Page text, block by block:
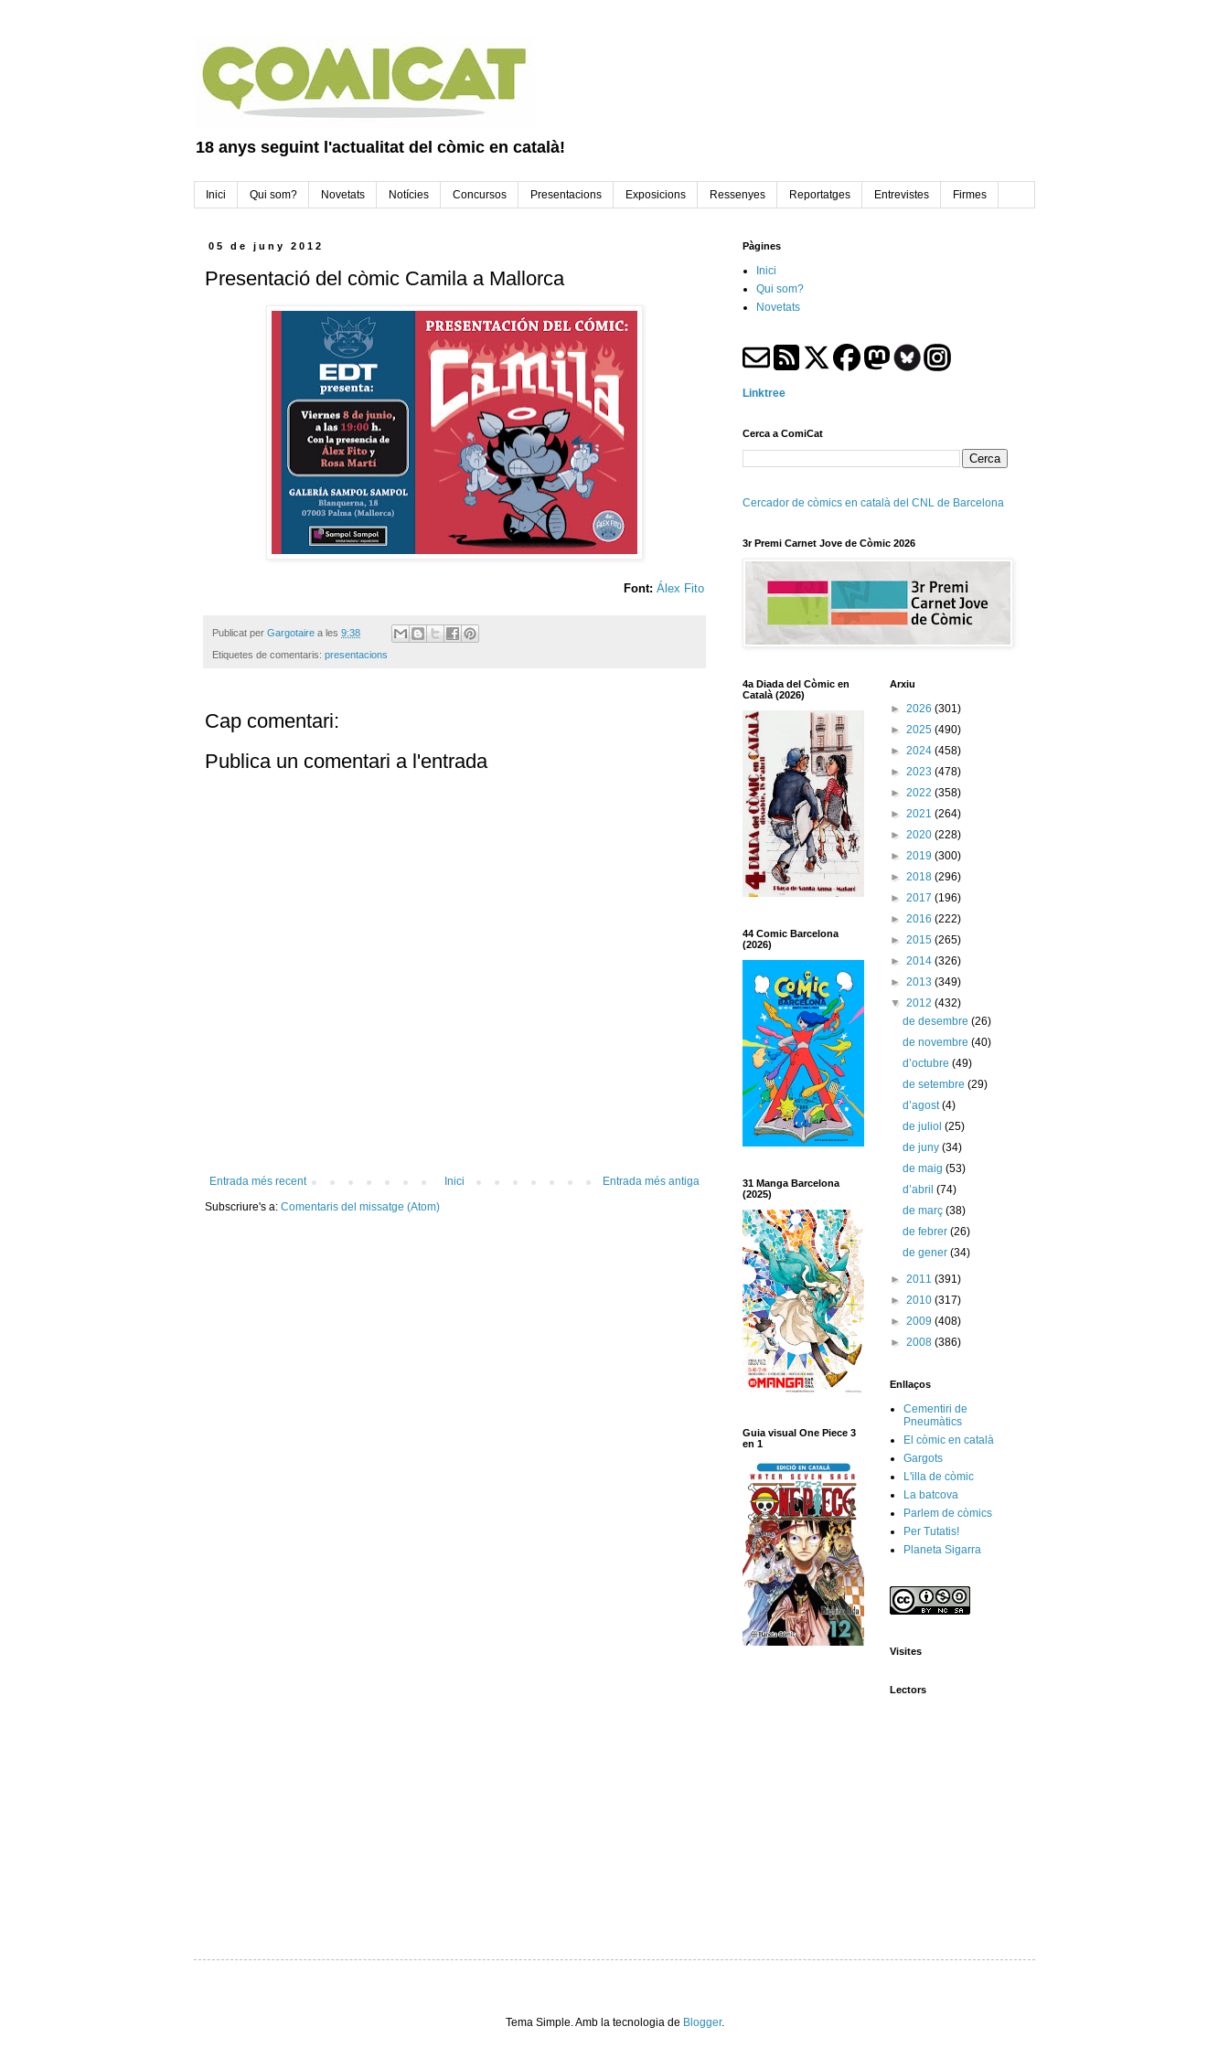
18 anys seguint l'actualitat del còmic en català!
Inici Qui som? Novetats Notícies Concursos Presentacions Exposicions Ressenyes Reportatges Entrevistes Firmes
05 de juny 2012
Presentació del còmic Camila a Mallorca
Font: Álex Fito
Publicat per Gargotaire a les 9:38
Etiquetes de comentaris: presentacions
Cap comentari:
Publica un comentari a l'entrada
Entrada més recent Entrada més antiga
Inici
Subscriure's a: Comentaris del missatge (Atom)
Pàgines
Inici
Qui som?
Novetats
Linktree
Cerca a ComiCat
Cercador de còmics en català del CNL de Barcelona
3r Premi Carnet Jove de Còmic 2026
4a Diada del Còmic en
Català (2026)
44 Comic Barcelona
(2026)
31 Manga Barcelona
(2025)
Guia visual One Piece 3
en 1
Arxiu
► 2026 (301)
► 2025 (490)
► 2024 (458)
► 2023 (478)
► 2022 (358)
► 2021 (264)
► 2020 (228)
► 2019 (300)
► 2018 (296)
► 2017 (196)
► 2016 (222)
► 2015 (265)
► 2014 (326)
► 2013 (349)
▼ 2012 (432)
de desembre(26)
de novembre(40)
d’octubre(49)
de setembre(29)
d’agost(4)
de juliol(25)
de juny(34)
de maig(53)
d’abril(74)
de març(38)
de febrer(26)
de gener(34)
► 2011 (391)
► 2010 (317)
► 2009 (408)
► 2008 (386)
Enllaços
Cementiri de
Pneumàtics
El còmic en català
Gargots
L'illa de còmic
La batcova
Parlem de còmics
Per Tutatis!
Planeta Sigarra
Visites
Lectors
Tema Simple. Amb la tecnologia de Blogger.